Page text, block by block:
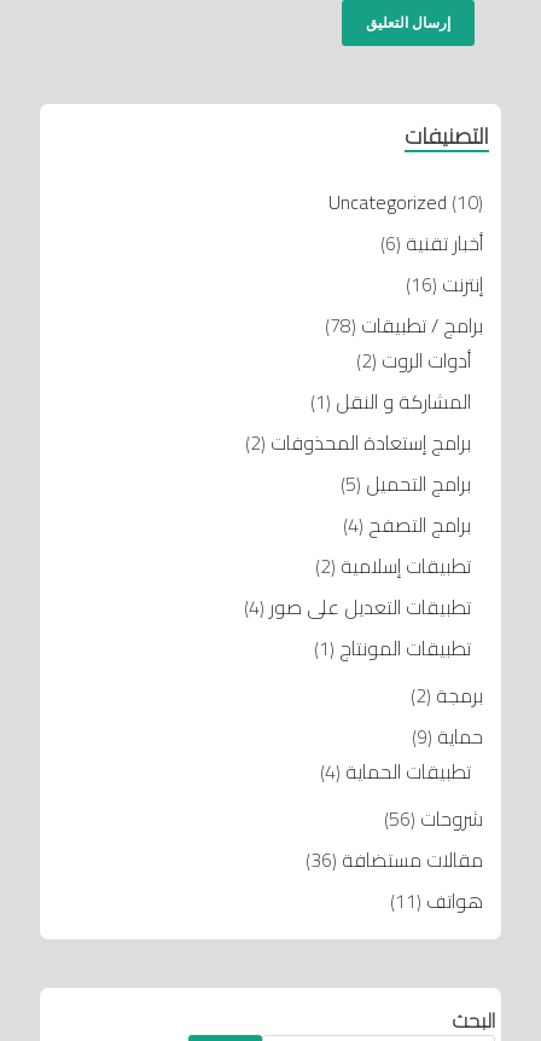
التصنيفات
Uncategorized (10)
أخبار تقنية (6)
إنترنت (16)
برامج / تطبيقات (78)
أدوات الروت (2)
المشاركة و النقل (1)
برامج إستعادة المحذوفات (2)
برامج التحميل (5)
برامج التصفح (4)
تطبيقات إسلامية (2)
تطبيقات التعديل على صور (4)
تطبيقات المونتاج (1)
برمجة (2)
حماية (9)
تطبيقات الحماية (4)
شروحات (56)
مقالات مستضافة (36)
هواتف (11)
البحث